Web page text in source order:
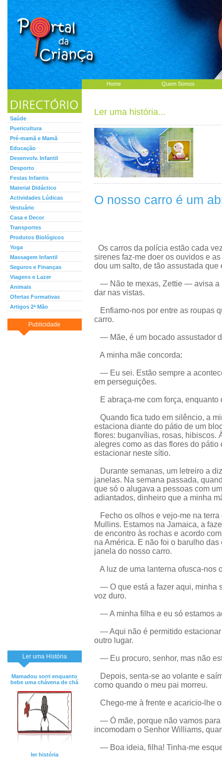
Home Quem Somos
Saúde
Puericultura
Pré-mamã e Mamã
Educação
Desenvolv. Infantil
Desporto
Festas Infantis
Material Didáctico
Actividades Lúdicas
Vestuário
Casa e Decor
Transportes
Produtos Biológicos
Yoga
Massagem Infantil
Seguros e Finanças
Viagens e Lazer
Animais
Ofertas Formativas
Artigos 2ª Mão
Publicidade
Ler uma História
Mamadou sorri enquanto
bebe uma chávena de chá
ler história
Ler uma história...
O nosso carro é um
Os carros da polícia estão cada
sirenes faz-me doer os ouvidos e
dou um salto, de tão assustada que
— Não te mexas, Zettie — avisa a
dar nas vistas.
Enfiamo-nos por entre as roupas
carro.
— Mãe, é um bocado assustador
A minha mãe concorda:
— Eu sei. Estão sempre a
em perseguições.
E abraça-me com força, enquanto
Quando fica tudo em silêncio, a
estaciona diante do pátio de um
flores: buganvílias, rosas, hibiscos.
alegres como as das flores do
estacionar neste sítio.
Durante semanas, um letreiro a
janelas. Na semana passada,
que só o alugava a pessoas com
adiantados, dinheiro que a minha
Fecho os olhos e vejo-me na
Mullins. Estamos na Jamaica, a
de encontro às rochas e acordo
na América. E não foi o barulho
janela do nosso carro.
A luz de uma lanterna ofusca-nos
— O que está a fazer aqui, minha
voz duro.
— A minha filha e eu só estamos
— Aqui não é permitido
outro lugar.
— Eu procuro, senhor, mas não
Depois, senta-se ao volante e
como quando o meu pai morreu.
Chego-me à frente e acaricio-lhe
— Ó mãe, porque não vamos
incomodam o Senhor Williams,
— Boa ideia, filha! Tinha-me